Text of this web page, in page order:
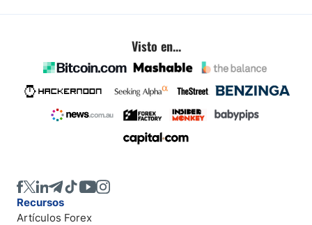
Visto en...
Recursos
Artículos Forex